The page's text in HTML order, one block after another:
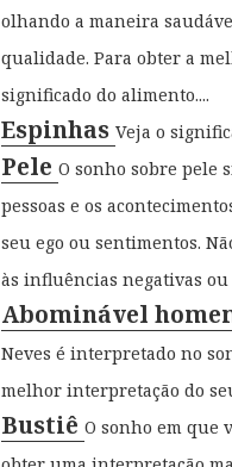
olhando a maneira
qualidade. Para obter a
significado do alimento....
EspinhasVeja o
PeleO sonho sobre pele
pessoas e os
seu ego ou sentimentos.
às influências negativas ou
Abominável
Neves é interpretado no
melhor interpretação do
BustiêO sonho em que